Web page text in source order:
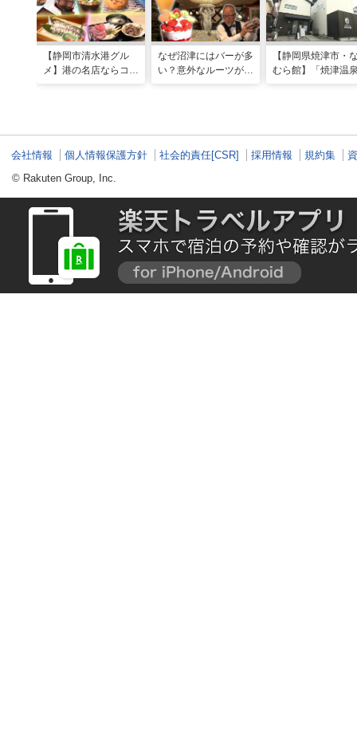
【静岡市清水港グル
メ】港の名店ならコ
なぜ沼津にはバーが多
い？意外なルーツがわ
【静岡県焼津市・
むら館】「焼津温
会社情報 個人情報保護方針 社会的責任[CSR] 採用情報 規約集
© Rakuten Group, Inc.